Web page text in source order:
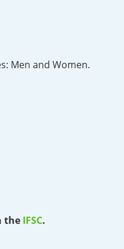
Men and Women.
the IFSC.